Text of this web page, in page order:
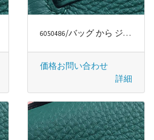
6050486/バッグ から ジミー・チュウ/JIMMY CHOO
価格お問い合わせ
詳細